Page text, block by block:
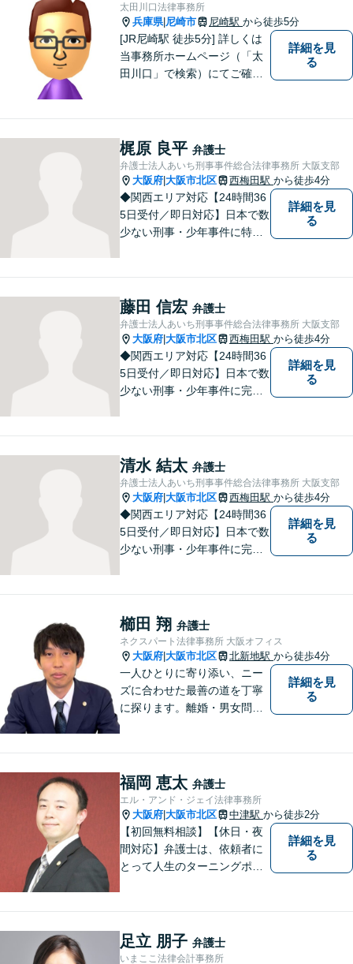
太田川口法律事務所
兵庫県| 尼崎市 尼崎駅 から徒歩5分
[JR尼崎駅 徒歩5分] 詳しくは
当事務所ホームページ（「太
田川口」で検索）にてご確認
詳細を見
る
梶原 良平 弁護士
弁護士法人あいち刑事事件総合法律事務所 大阪支部
大阪府 大阪市北区 西梅田駅 から徒歩4分
◆関西エリア対応【24時間36
5日受付／即日対応】日本で数
少ない刑事・少年事件に特化
上、多数の釈放保釈実績で依
頼者の社会復帰を強力に弁護
します。
詳細を見
る
藤田 信宏 弁護士
弁護士法人あいち刑事事件総合法律事務所 大阪支部
大阪府 大阪市北区 西梅田駅 から徒歩4分
◆関西エリア対応【24時間36
5日受付／即日対応】日本で数
少ない刑事・少年事件に完全
以上、多数の釈放保釈実績で
依頼者の社会復帰を強力に弁
護します。
詳細を見
る
清水 結太 弁護士
弁護士法人あいち刑事事件総合法律事務所 大阪支部
大阪府 大阪市北区 西梅田駅 から徒歩4分
◆関西エリア対応【24時間36
5日受付／即日対応】日本で数
少ない刑事・少年事件に完全
以上、多数の釈放保釈実績で
依頼者の社会復帰を強力に弁
護します。
詳細を見
る
櫛田 翔 弁護士
ネクスパート法律事務所 大阪オフィス
大阪府 大阪市北区 北新地駅 から徒歩4分
一人ひとりに寄り添い、ニー
ズに合わせた最善の道を丁寧
に探ります。離婚・男女問題
歩を踏み出せるよう、力強い
味方として解決まで伴走しま
す【初回相談無料】【分割払
い可】
詳細を見
る
福岡 恵太 弁護士
エル・アンド・ジェイ法律事務所
大阪府 大阪市北区 中津駅 から徒歩2分
【初回無料相談】【休日・夜
間対応】弁護士は、依頼者に
とって人生のターニングポイ
え込むことなくまずはご相談
ください。【完全個室対応】
詳細を見
る
足立 朋子 弁護士
いまここ法律会計事務所